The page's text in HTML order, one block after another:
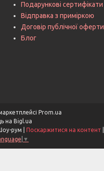
Подарункові сертифікати
Відправка з приміркою
Договір публічної оферти
Блог
Prom.ua
на Bigl.ua
Поскаржитися на контент
▼